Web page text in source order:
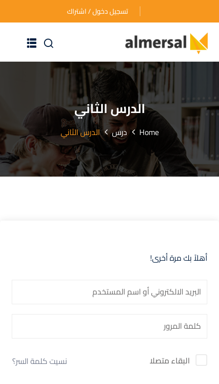
تسجيل دخول / اشتراك
الرئيسية
عن الأكاديمية
دوراتنا التدريبية
الأسئلة المتكررة
اتصل بنا
الدرس الثاني
Home درس الدرس الثاني
أهلاً بك مرة أخرى!
البقاء متصلا نسيت كلمة السر؟